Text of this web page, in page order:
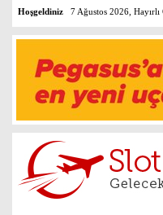
Hoşgeldiniz 7 Ağustos 2026, Hayırlı